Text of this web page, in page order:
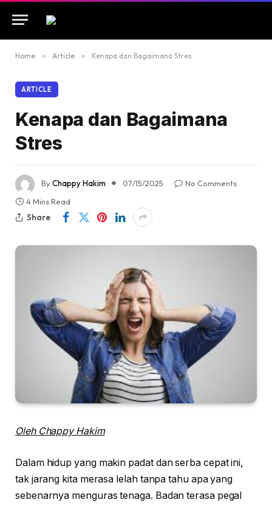
Home » Article » Kenapa dan Bagaimana Stres
ARTICLE
Kenapa dan Bagaimana
Stres
ByChappy Hakim 07/15/2025
No Comments
4 Mins Read
Share
Oleh Chappy Hakim
Dalam hidup yang makin padat dan serba cepat ini,
tak jarang kita merasa lelah tanpa tahu apa yang
sebenarnya menguras tenaga. Badan terasa pegal